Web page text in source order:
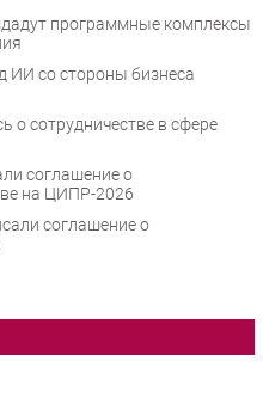
программные комплексы
ИИ со стороны бизнеса
о сотрудничестве в сфере
соглашение о
на ЦИПР-2026
соглашение о